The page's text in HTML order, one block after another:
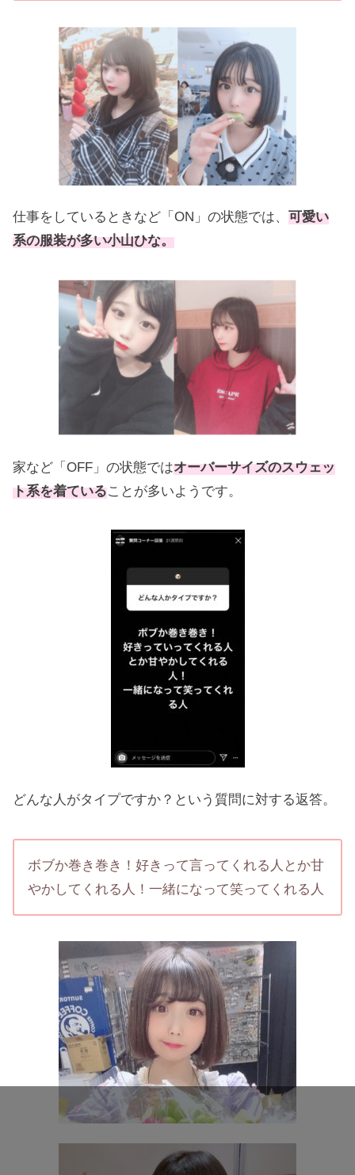
仕事をしているときなど「ON」の状態では、可愛い
系の服装が多い小山ひな。
家など「OFF」の状態ではオーバーサイズのスウェッ
ト系を着ていることが多いようです。
どんな人がタイプですか？という質問に対する返答。
ボブか巻き巻き！好きって言ってくれる人とか甘
やかしてくれる人！一緒になって笑ってくれる人